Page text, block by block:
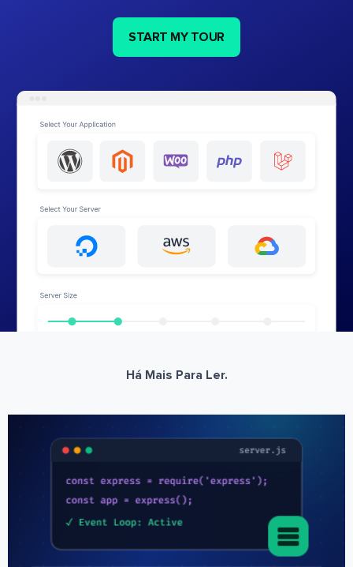
START MY TOUR
Há Mais Para Ler.